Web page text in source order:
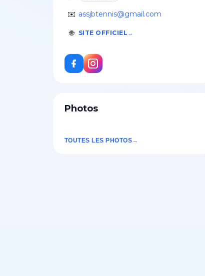
✉️ assjbtennis@gmail.com
🌐 SITE OFFICIEL
Photos
TOUTES LES PHOTOS